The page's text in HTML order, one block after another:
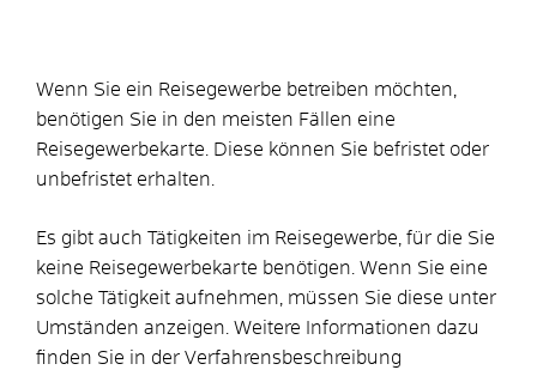
Wenn Sie ein Reisegewerbe betreiben möchten,
benötigen Sie in den meisten Fällen eine
Reisegewerbekarte. Diese können Sie befristet oder
unbefristet erhalten.
Es gibt auch Tätigkeiten im Reisegewerbe, für die Sie
keine Reisegewerbekarte benötigen. Wenn Sie eine
solche Tätigkeit aufnehmen, müssen Sie diese unter
Umständen anzeigen. Weitere Informationen dazu
finden Sie in der Verfahrensbeschreibung